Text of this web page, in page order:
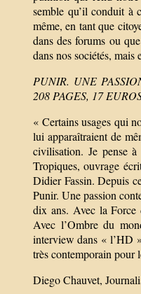
semble qu’il conduit à
même, en tant que
dans des forums ou
dans nos sociétés,
PUNIR. UNE
208 PAGES, 17
« Certains usages qui
lui apparaîtraient de
civilisation. Je pense
Tropiques, ouvrage
Didier Fassin. Depuis
Punir. Une passion
dix ans. Avec la
Avec l’Ombre du
interview dans « l’HD
très contemporain pour
Diego Chauvet,